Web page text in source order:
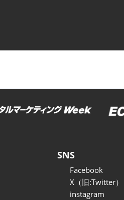
SNS
Facebook
X（旧:Twitter）
instagram